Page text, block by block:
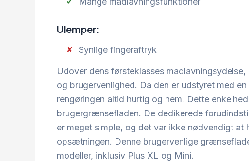
Ulemper:
Synlige fingeraftryk
Udover dens førsteklasses
og brugervenlighed. Da den er udstyret med
rengøringen altid hurtig og nem. Dette
brugergrænsefladen. De dedikerede
er meget simple, og det var ikke nødvendigt at
opsætningen. Denne brugervenlige
modeller, inklusiv Plus XL og Mini.